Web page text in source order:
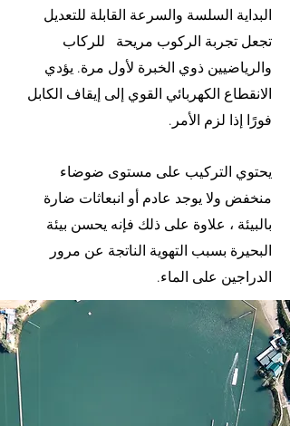
البداية السلسة والسرعة القابلة للتعديل
تجعل تجربة الركوب مريحة للركاب
والرياضيين ذوي الخبرة لأول مرة. يؤدي
الانقطاع الكهربائي القوي إلى إيقاف الكابل
فورًا إذا لزم الأمر.
يحتوي التركيب على مستوى ضوضاء
منخفض ولا يوجد عادم أو انبعاثات ضارة
بالبيئة ، علاوة على ذلك فإنه يحسن بيئة
البحيرة بسبب التهوية الناتجة عن مرور
الدراجين على الماء.